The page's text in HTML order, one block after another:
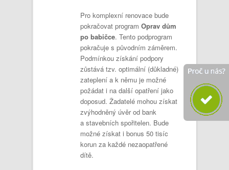
Pro komplexní renovace bude
pokračovat program Oprav dům
po babičce. Tento podprogram
pokračuje s původním záměrem.
Podmínkou získání podpory
zůstává tzv. optimální (důkladné)
zateplení a k němu je možné
požádat i na další opatření jako
doposud. Žadatelé mohou získat
zvýhodněný úvěr od bank
a stavebních spořitelen. Bude
možné získat i bonus 50 tisíc
korun za každé nezaopatřené
dítě.